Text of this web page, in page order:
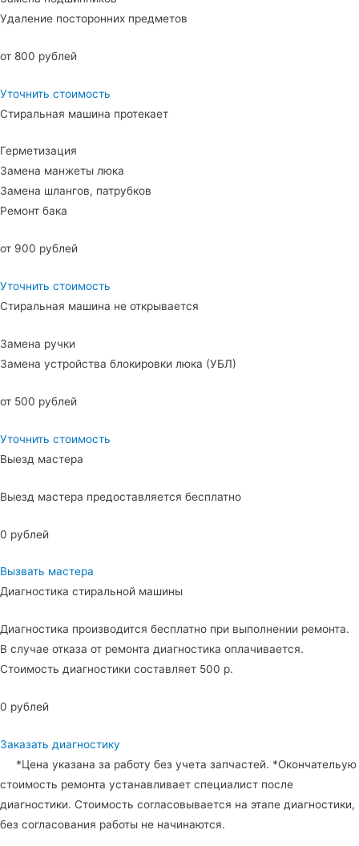
Удаление посторонних предметов
от 800 рублей
Уточнить стоимость
Стиральная машина протекает
Герметизация
Замена манжеты люка
Замена шлангов, патрубков
Ремонт бака
от 900 рублей
Уточнить стоимость
Стиральная машина не открывается
Замена ручки
Замена устройства блокировки люка (УБЛ)
от 500 рублей
Уточнить стоимость
Выезд мастера
Выезд мастера предоставляется бесплатно
0 рублей
Вызвать мастера
Диагностика стиральной машины
Диагностика производится бесплатно при выполнении ремонта.
В случае отказа от ремонта диагностика оплачивается.
Стоимость диагностики составляет 500 р.
0 рублей
Заказать диагностику
*Цена указана за работу без учета запчастей. *Окончательую
стоимость ремонта устанавливает специалист после
диагностики. Стоимость согласовывается на этапе диагностики,
без согласования работы не начинаются.